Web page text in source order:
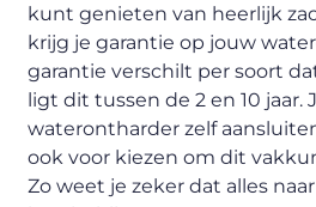
kunt genieten van heerlijk
krijg je garantie op jouw
garantie verschilt per soort
ligt dit tussen de 2 en 10 jaar.
waterontharder zelf
ook voor kiezen om dit
Zo weet je zeker dat alles